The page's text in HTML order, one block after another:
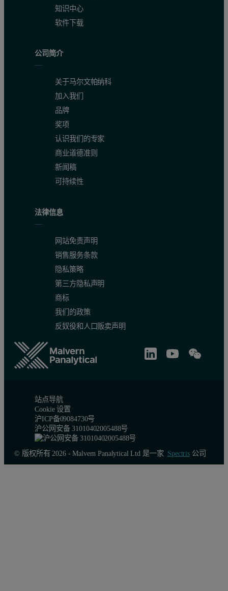
知识中心
软件下载
公司简介
关于马尔文帕纳科
加入我们
品牌
奖项
认识我们的专家
商业道德准则
新闻稿
可持续性
法律信息
网站免责声明
销售服务条款
隐私策略
第三方隐私声明
商标
我们的政策
反奴役和人口贩卖声明
站点导航
Cookie 设置
沪ICP备09084730号
沪公网安备 31010402005488号
© 版权所有 2026 - Malvern Panalytical Ltd 是一家 Spectris公司